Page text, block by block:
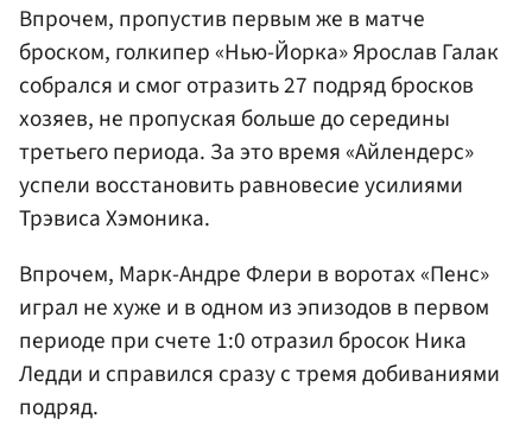
Впрочем, пропустив первым же в матче
броском, голкипер «Нью-Йорка» Ярослав Галак
собрался и смог отразить 27 подряд бросков
хозяев, не пропуская больше до середины
третьего периода. За это время «Айлендерс»
успели восстановить равновесие усилиями
Трэвиса Хэмоника.
Впрочем, Марк-Андре Флери в воротах «Пенс»
играл не хуже и в одном из эпизодов в первом
периоде при счете 1:0 отразил бросок Ника
Ледди и справился сразу с тремя добиваниями
подряд.